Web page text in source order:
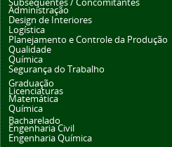
Subsequentes / Concomitantes
Administração
Design de Interiores
Logística
Planejamento e Controle da Produção
Qualidade
Química
Segurança do Trabalho
Graduação
Licenciaturas
Matemática
Química
Bacharelado
Engenharia Civil
Engenharia Química